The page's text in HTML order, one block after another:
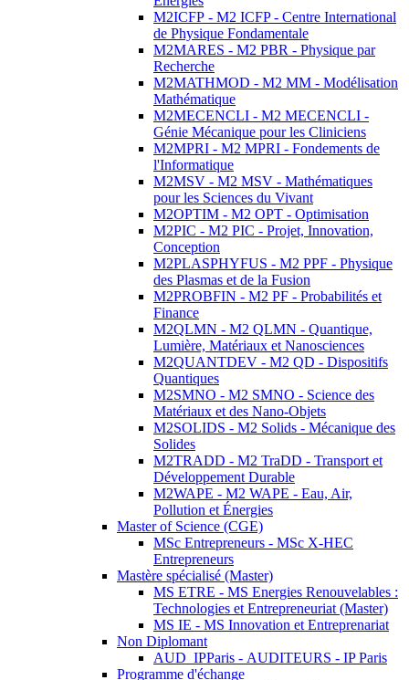
M2ICFP - M2 ICFP - Centre International
de Physique Fondamentale
M2MARES - M2 PBR - Physique par
Recherche
M2MATHMOD - M2 MM - Modélisation
Mathématique
M2MECENCLI - M2 MECENCLI -
Génie Mécanique pour les Cliniciens
M2MPRI - M2 MPRI - Fondements de
l'Informatique
M2MSV - M2 MSV - Mathématiques
pour les Sciences du Vivant
M2OPTIM - M2 OPT - Optimisation
M2PIC - M2 PIC - Projet, Innovation,
Conception
M2PLASPHYFUS - M2 PPF - Physique
des Plasmas et de la Fusion
M2PROBFIN - M2 PF - Probabilités et
Finance
M2QLMN - M2 QLMN - Quantique,
Lumière, Matériaux et Nanosciences
M2QUANTDEV - M2 QD - Dispositifs
Quantiques
M2SMNO - M2 SMNO - Science des
Matériaux et des Nano-Objets
M2SOLIDS - M2 Solids - Mécanique des
Solides
M2TRADD - M2 TraDD - Transport et
Développement Durable
M2WAPE - M2 WAPE - Eau, Air,
Pollution et Énergies
Master of Science (CGE)
MSc Entrepreneurs - MSc X-HEC
Entrepreneurs
Mastère spécialisé (Master)
MS ETRE - MS Energies Renouvelables :
Technologies et Entrepreneuriat (Master)
MS IE - MS Innovation et Entreprenariat
Non Diplomant
AUD_IPParis - AUDITEURS - IP Paris
Programme d'échange